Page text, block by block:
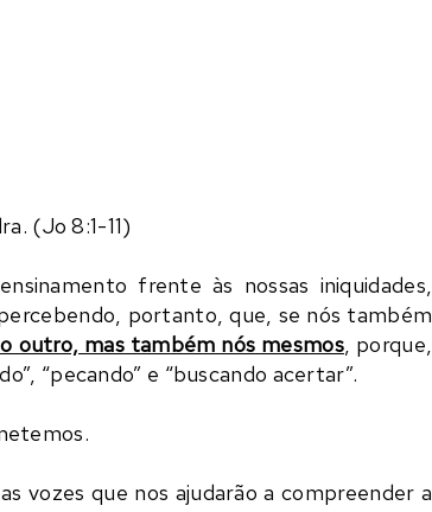
(Jo 8:1-11)
frente às nossas iniquidades,
portanto, que, se nós também
outro, mas também nós mesmos, porque,
“pecando” e “buscando acertar”.
vozes que nos ajudarão a compreender a